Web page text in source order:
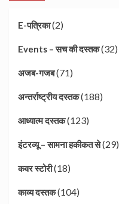
E-पत्रिका(2)
Events – सच की दस्तक(32)
अजब-गजब(71)
अन्तर्राष्ट्रीय दस्तक(188)
आध्यात्म दस्तक(123)
इंटरव्यू – सामना हकीकत से(29)
कवर स्टोरी(18)
काव्य दस्तक(104)